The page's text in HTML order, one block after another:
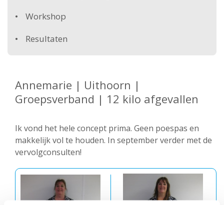
Workshop
Resultaten
Annemarie | Uithoorn |
Groepsverband | 12 kilo afgevallen
Ik vond het hele concept prima. Geen poespas en
makkelijk vol te houden. In september verder met de
vervolgconsulten!